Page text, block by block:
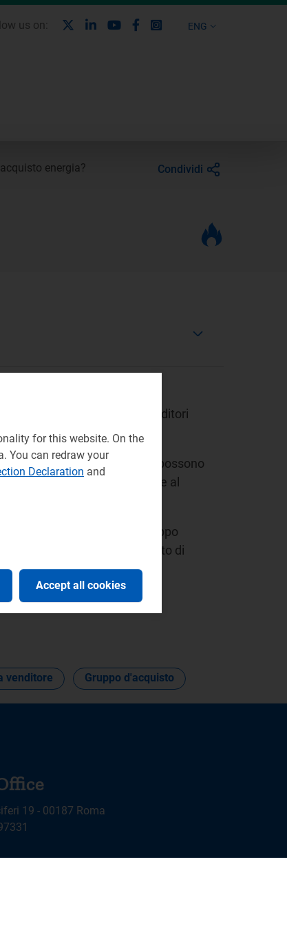
ENG
us on: LinkedinYoutubeFacebook
Instagram
energia? Condividi
di selezionare uno o più venditori
ai clienti riuniti nel gruppo.
attraverso campagne che possono
singoli clienti possono aderire al
più vantaggiose, il Gruppo
stipulare il proprio contratto di
venditore Gruppo d'acquisto
19 - 00187 Roma
for this website. On the
You can redraw your
Declaration and
Accept all cookies